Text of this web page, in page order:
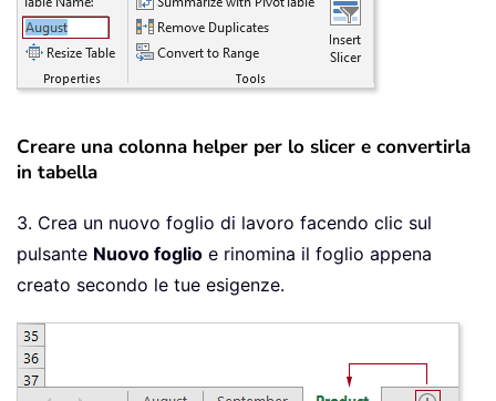
Creare una colonna helper per lo slicer e convertirla
in tabella
3. Crea un nuovo foglio di lavoro facendo clic sul
pulsante Nuovo foglio e rinomina il foglio appena
creato secondo le tue esigenze.